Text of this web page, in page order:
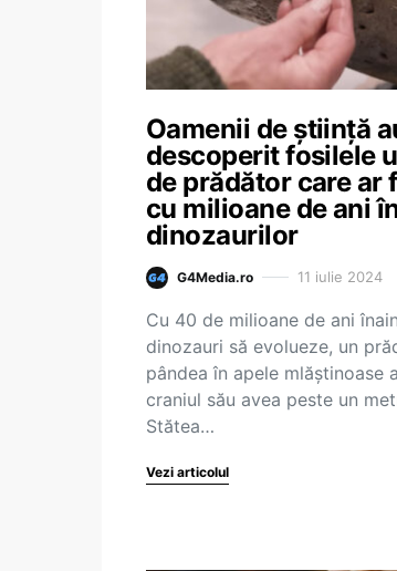
Oamenii de știință
descoperit fosilele
de prădător care ar
cu milioane de ani
dinozaurilor
G4Media.ro 11 iulie 2024
Cu 40 de milioane de ani
dinozauri să evolueze, un
pândea în apele mlăștinoase
craniul său avea peste un
Stătea…
Vezi articolul